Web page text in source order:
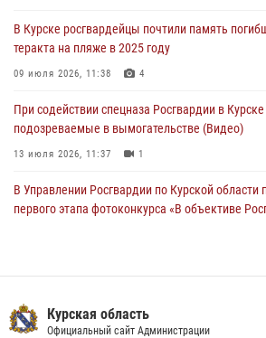
297 выездов по сигналу «тревога»
03 августа 2026, 09:46
В Курске росгвардейцы почтили память
теракта на пляже в 2025 году
09 июля 2026, 11:38 4
При содействии спецназа Росгвардии в
подозреваемые в вымогательстве (Видео)
13 июля 2026, 11:37 1
В Управлении Росгвардии по Курской области
первого этапа фотоконкурса «В объективе
20 июля 2026, 08:00
Курская область
Официальный сайт Администрации